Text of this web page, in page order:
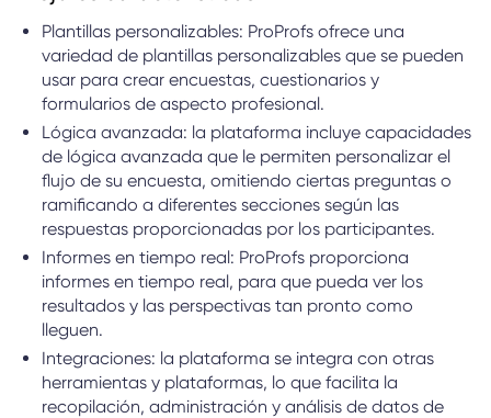
Plantillas personalizables: ProProfs ofrece una
variedad de plantillas personalizables que se pueden
usar para crear encuestas, cuestionarios y
formularios de aspecto profesional.
Lógica avanzada: la plataforma incluye capacidades
de lógica avanzada que le permiten personalizar el
flujo de su encuesta, omitiendo ciertas preguntas o
ramificando a diferentes secciones según las
respuestas proporcionadas por los participantes.
Informes en tiempo real: ProProfs proporciona
informes en tiempo real, para que pueda ver los
resultados y las perspectivas tan pronto como
lleguen.
Integraciones: la plataforma se integra con otras
herramientas y plataformas, lo que facilita la
recopilación, administración y análisis de datos de